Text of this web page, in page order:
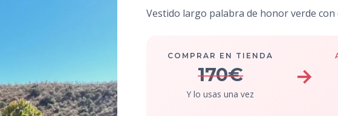
Vestido largo palabra de honor verde
COMPRAR EN TIENDA
170€
Y lo usas una vez
→